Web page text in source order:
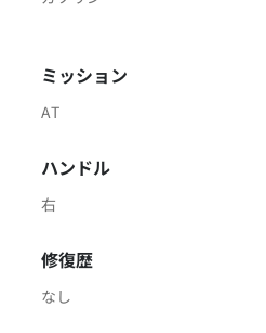
ミッション
AT
ハンドル
右
修復歴
なし